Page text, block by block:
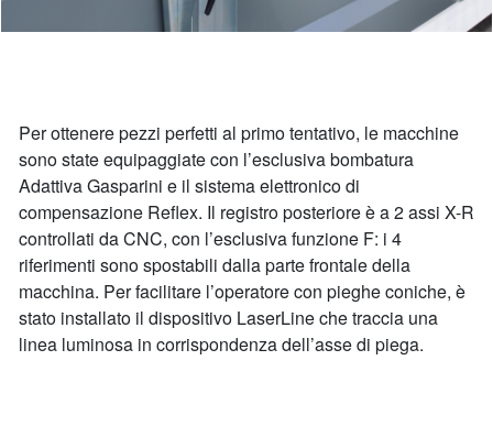
Per ottenere pezzi perfetti al primo tentativo, le macchine
sono state equipaggiate con l’esclusiva bombatura
Adattiva Gasparini e il sistema elettronico di
compensazione Reflex. Il registro posteriore è a 2 assi X-R
controllati da CNC, con l’esclusiva funzione F: i 4
riferimenti sono spostabili dalla parte frontale della
macchina. Per facilitare l’operatore con pieghe coniche, è
stato installato il dispositivo LaserLine che traccia una
linea luminosa in corrispondenza dell’asse di piega.